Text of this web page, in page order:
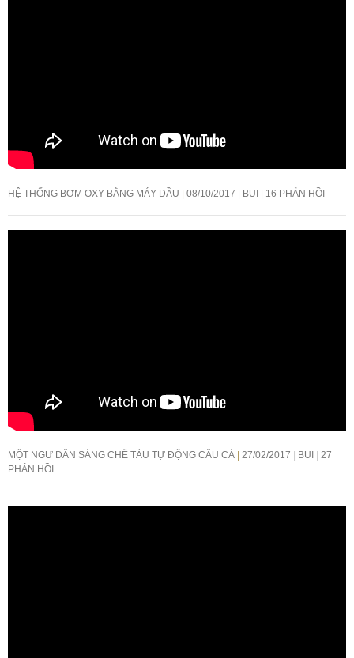
HỆ THỐNG BƠM OXY BẰNG MÁY DẦU 08/10/2017 BUI 16 PHẢN HỒI
MỘT NGƯ DÂN SÁNG CHẾ TÀU TỰ ĐỘNG CÂU CÁ 27/02/2017 BUI
27
PHẢN HỒI